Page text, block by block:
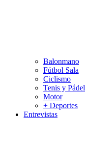
Balonmano
Fútbol Sala
Ciclismo
Tenis y Pádel
Motor
+ Deportes
Entrevistas